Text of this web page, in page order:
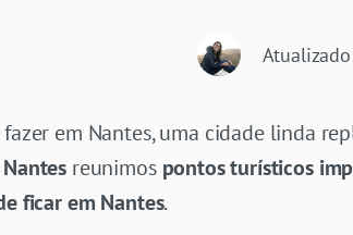
em Nantes, uma cidade linda
reunimospontos turísticos
ficar em Nantes.